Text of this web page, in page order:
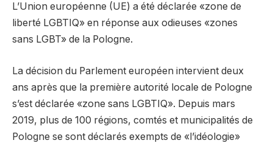
L’Union européenne (UE) a été déclarée «zone de
liberté LGBTIQ» en réponse aux odieuses «zones
sans LGBT» de la Pologne.
La décision du Parlement européen intervient deux
ans après que la première autorité locale de Pologne
s’est déclarée «zone sans LGBTIQ». Depuis mars
2019, plus de 100 régions, comtés et municipalités de
Pologne se sont déclarés exempts de «l’idéologie»